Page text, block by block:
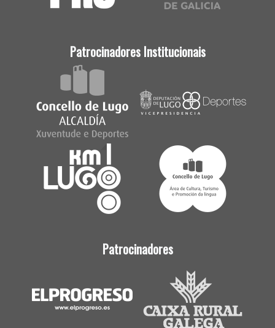
Patrocinadores Institucionais
Patrocinadores